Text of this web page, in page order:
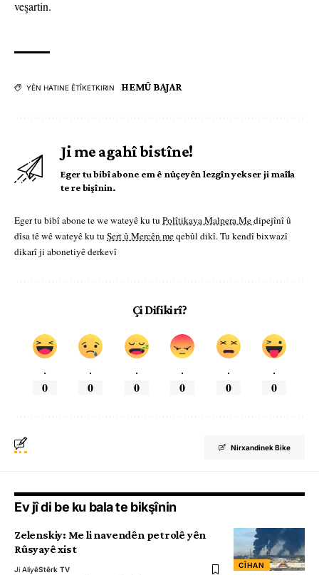
veşartin.
YÊN HATINE ÊTÎKETKIRIN HEMÛ BAJAR
Ji me agahî bistîne!
Eger tu bibî abone em ê nûçeyên lezgîn yekser ji maîla
te re bişînin.
Eger tu bibî abone te we wateyê ku tu Polîtikaya Malpera Medipejînî û
dîsa tê wê wateyê ku tu Şert û Mercên meqebûl dikî. Tu kendî bixwazî
dikarî ji abonetiyê derkevî
Çi Difikirî?
.
0
.
0
.
0
.
0
.
0
.
0
Nirxandinek Bike
Ev jî di be ku bala te bikşînin
CÎHAN
Zelenskiy: Me li navendên petrolê yên
Rûsyayê xist
Ji AliyêStêrk TV